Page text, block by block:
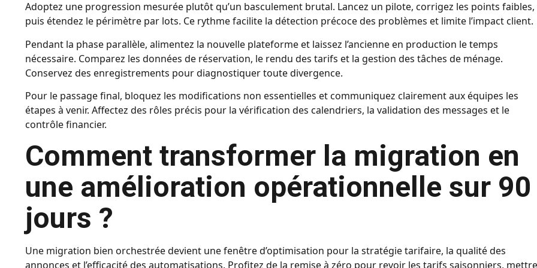
Adoptez une progression mesurée plutôt qu’un basculement brutal. Lancez un pilote, corrigez les points faibles,
puis étendez le périmètre par lots. Ce rythme facilite la détection précoce des problèmes et limite l’impact client.
Pendant la phase parallèle, alimentez la nouvelle plateforme et laissez l’ancienne en production le temps
nécessaire. Comparez les données de réservation, le rendu des tarifs et la gestion des tâches de ménage.
Conservez des enregistrements pour diagnostiquer toute divergence.
Pour le passage final, bloquez les modifications non essentielles et communiquez clairement aux équipes les
étapes à venir. Affectez des rôles précis pour la vérification des calendriers, la validation des messages et le
contrôle financier.
Comment transformer la migration en
une amélioration opérationnelle sur 90
jours ?
Une migration bien orchestrée devient une fenêtre d’optimisation pour la stratégie tarifaire, la qualité des
annonces et l’efficacité des automatisations. Profitez de la remise à zéro pour revoir les tarifs saisonniers,